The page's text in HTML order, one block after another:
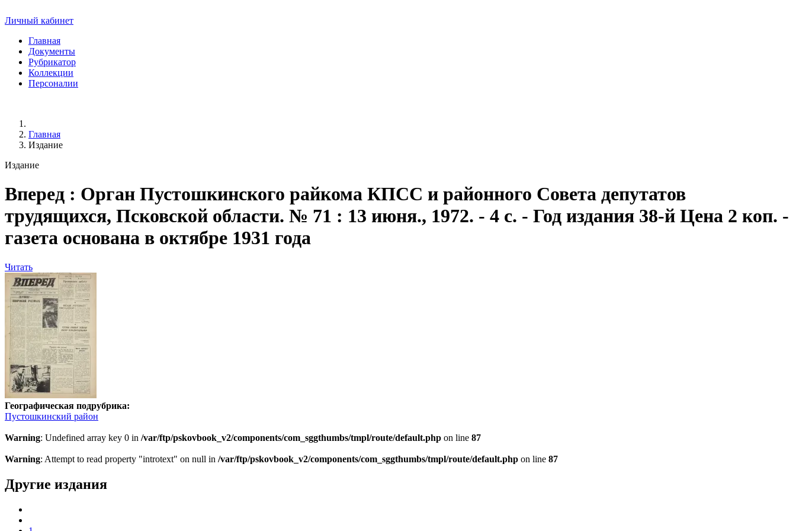
Личный кабинет
Главная
Документы
Рубрикатор
Коллекции
Персоналии
Главная
Издание
Издание
Вперед : Орган Пустошкинского райкома КПСС и районного Совета депутатов
трудящихся, Псковской области. № 71 : 13 июня., 1972. - 4 с. - Год издания 38-й Цена 2 коп. -
газета основана в октябре 1931 года
Читать
Географическая подрубрика:
Пустошкинский район
Warning: Undefined array key 0 in /var/ftp/pskovbook_v2/components/com_sggthumbs/tmpl/route/default.php on line 87
Warning: Attempt to read property "introtext" on null in /var/ftp/pskovbook_v2/components/com_sggthumbs/tmpl/route/default.php on line 87
Другие издания